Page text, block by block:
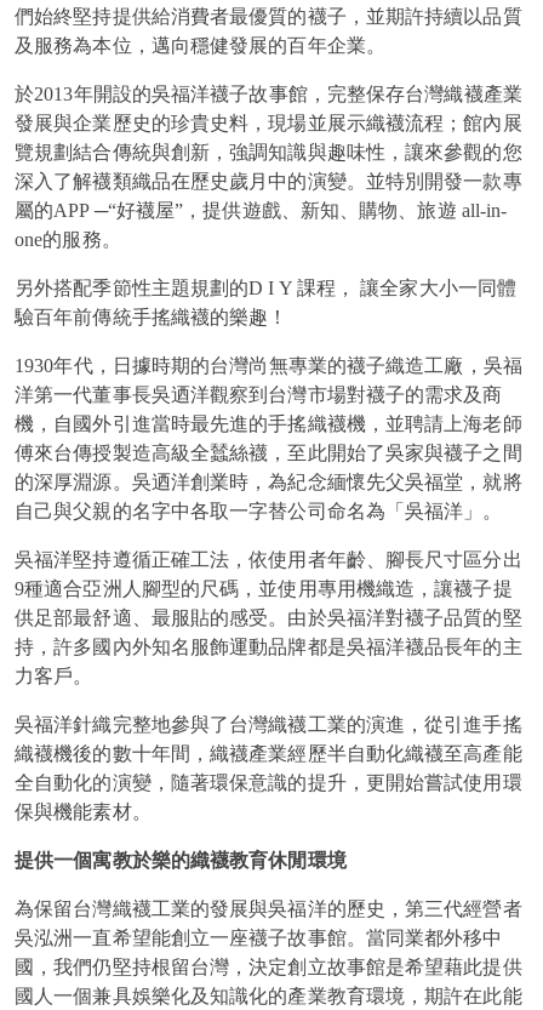
們始終堅持提供給消費者最優質的襪子，並期許持續以品質
及服務為本位，邁向穩健發展的百年企業。
於2013年開設的吳福洋襪子故事館，完整保存台灣織襪產業
發展與企業歷史的珍貴史料，現場並展示織襪流程；館內展
覽規劃結合傳統與創新，強調知識與趣味性，讓來參觀的您
深入了解襪類織品在歷史歲月中的演變。並特別開發一款專
屬的APP ─“好襪屋”，提供遊戲、新知、購物、旅遊 all-in-
one的服務。
另外搭配季節性主題規劃的D I Y 課程， 讓全家大小一同體
驗百年前傳統手搖織襪的樂趣！
1930年代，日據時期的台灣尚無專業的襪子織造工廠，吳福
洋第一代董事長吳迺洋觀察到台灣市場對襪子的需求及商
機，自國外引進當時最先進的手搖織襪機，並聘請上海老師
傅來台傳授製造高級全蠺絲襪，至此開始了吳家與襪子之間
的深厚淵源。吳迺洋創業時，為紀念緬懷先父吳福堂，就將
自己與父親的名字中各取一字替公司命名為「吳福洋」。
吳福洋堅持遵循正確工法，依使用者年齡、腳長尺寸區分出
9種適合亞洲人腳型的尺碼，並使用專用機織造，讓襪子提
供足部最舒適、最服貼的感受。由於吳福洋對襪子品質的堅
持，許多國內外知名服飾運動品牌都是吳福洋襪品長年的主
力客戶。
吳福洋針織完整地參與了台灣織襪工業的演進，從引進手搖
織襪機後的數十年間，織襪產業經歷半自動化織襪至高產能
全自動化的演變，隨著環保意識的提升，更開始嘗試使用環
保與機能素材。
提供一個寓教於樂的織襪教育休閒環境
為保留台灣織襪工業的發展與吳福洋的歷史，第三代經營者
吳泓洲一直希望能創立一座襪子故事館。當同業都外移中
國，我們仍堅持根留台灣，決定創立故事館是希望藉此提供
國人一個兼具娛樂化及知識化的產業教育環境，期許在此能